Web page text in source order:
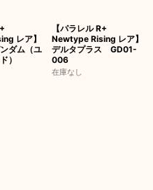
レア】
ダム（ユ
ド）
【パラレル R+
Newtype Rising レア】
デルタプラス GD01-
006
在庫なし